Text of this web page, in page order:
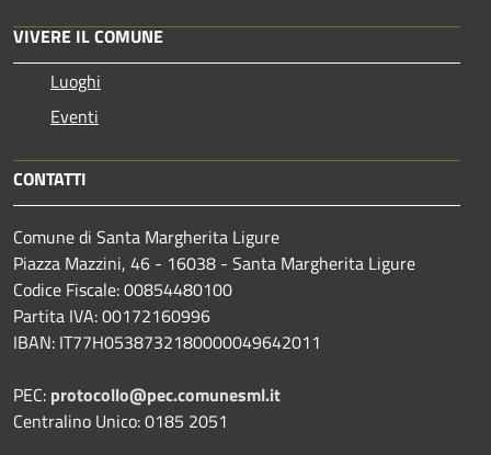
VIVERE IL COMUNE
Luoghi
Eventi
CONTATTI
Comune di Santa Margherita Ligure
Piazza Mazzini, 46 - 16038 - Santa Margherita Ligure
Codice Fiscale: 00854480100
Partita IVA: 00172160996
IBAN: IT77H0538732180000049642011
PEC: protocollo@pec.comunesml.it
Centralino Unico: 0185 2051